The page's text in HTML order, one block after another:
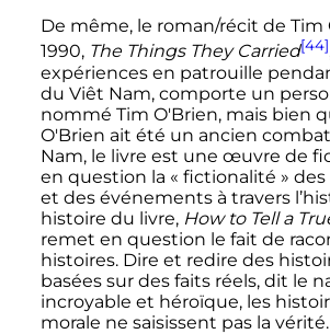
De même, le roman/récit de Tim
1990, The Things They Carried[44]
expériences en patrouille
du Viêt Nam, comporte un
nommé Tim O'Brien, mais bien
O'Brien ait été un ancien
Nam, le livre est une œuvre de
en question la « fictionalité »
et des événements à travers
histoire du livre, How to Tell a
remet en question le fait de
histoires. Dire et redire des
basées sur des faits réels, dit le
incroyable et héroïque, les
morale ne saisissent pas la vérité.